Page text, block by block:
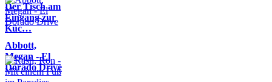
Der Tisch am
Eingang zur
Küc…
Abbott,
Megan - El
Dorado Drive